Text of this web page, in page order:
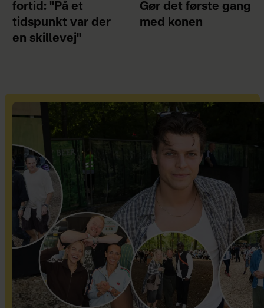
fortid: "På et
tidspunkt var der
en skillevej"
Gør det første gang
med konen